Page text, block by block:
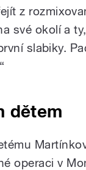
z
své okolí a
slabiky.
dětem
operaci v